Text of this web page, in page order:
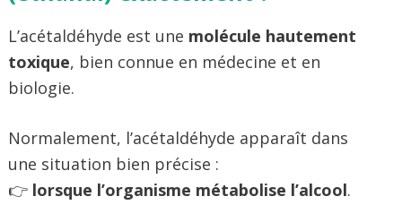
L’acétaldéhyde est une molécule hautement
toxique, bien connue en médecine et en
biologie.
Normalement, l’acétaldéhyde apparaît dans
une situation bien précise :
👉 lorsque l’organisme métabolise l’alcool.